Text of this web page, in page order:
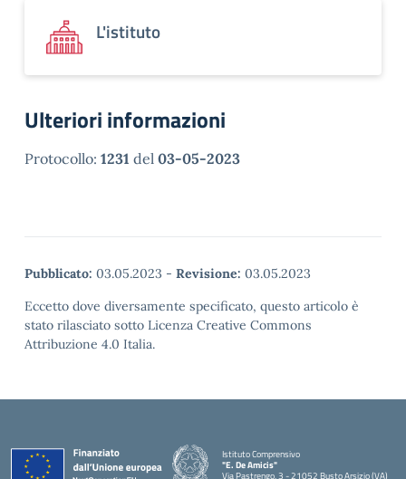
L'istituto
Ulteriori informazioni
Protocollo: 1231 del 03-05-2023
Pubblicato: 03.05.2023 - Revisione: 03.05.2023
Eccetto dove diversamente specificato, questo articolo è
stato rilasciato sotto Licenza Creative Commons
Attribuzione 4.0 Italia.
Istituto Comprensivo
"E. De Amicis"
Via Pastrengo, 3 - 21052 Busto Arsizio (VA)